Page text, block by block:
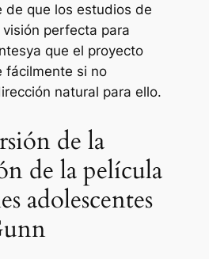
de que los estudios de
perfecta para
ya que el proyecto
fácilmente si no
natural para ello.
de la
de la película
adolescentes